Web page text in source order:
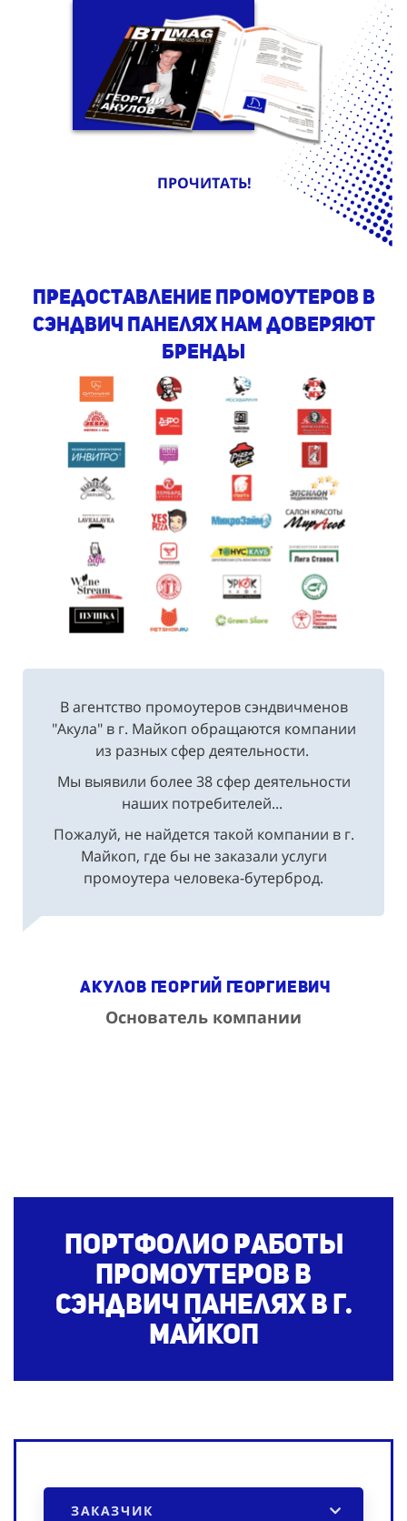
ПРОЧИТАТЬ!
предоставление промоутеров в
сэндвич панелях Нам доверяют
бренды
В агентство промоутеров сэндвичменов
"Акула" в г. Майкоп обращаются компании
из разных сфер деятельности.
Мы выявили более 38 сфер деятельности
наших потребителей...
Пожалуй, не найдется такой компании в г.
Майкоп, где бы не заказали услуги
промоутера человека-бутерброд.
Акулов Георгий Георгиевич
Основатель компании
Портфолио работы
промоутеров в
сэндвич панеляхв г.
Майкоп
ЗАКАЗЧИК